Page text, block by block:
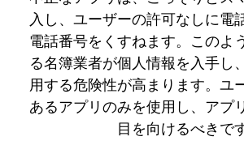
入し、ユーザーの許可なしに電
電話番号をくすねます。このよ
る名簿業者が個人情報を入手し
用する危険性が高まります。ユ
あるアプリのみを使用し、アプ
目を向けるべきで